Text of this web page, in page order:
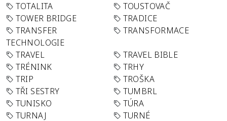
TOTALITA
TOUSTOVAČ
TOWER BRIDGE
TRADICE
TRANSFER
TECHNOLOGIE
TRANSFORMACE
TRAVEL
TRAVEL BIBLE
TRÉNINK
TRHY
TRIP
TROŠKA
TŘI SESTRY
TUMBRL
TUNISKO
TÚRA
TURNAJ
TURNÉ